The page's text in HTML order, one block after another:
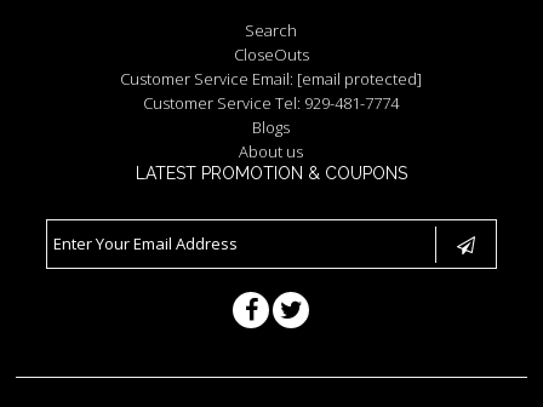
Search
CloseOuts
Customer Service Email: [email protected]
Customer Service Tel: 929-481-7774
Blogs
About us
LATEST PROMOTION & COUPONS